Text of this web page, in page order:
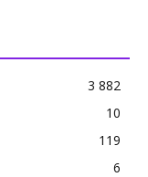
3 882
10
119
6